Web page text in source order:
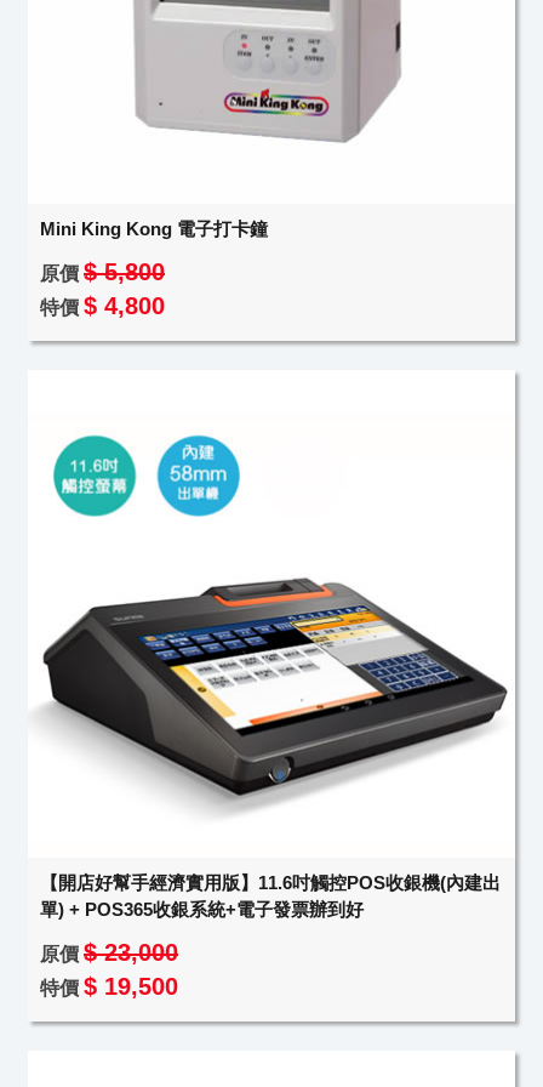
Mini King Kong 電子打卡鐘
原價 $ 5,800
特價 $ 4,800
【開店好幫手經濟實用版】11.6吋觸控POS收銀機(內建出
單) + POS365收銀系統+電子發票辦到好
原價 $ 23,000
特價 $ 19,500